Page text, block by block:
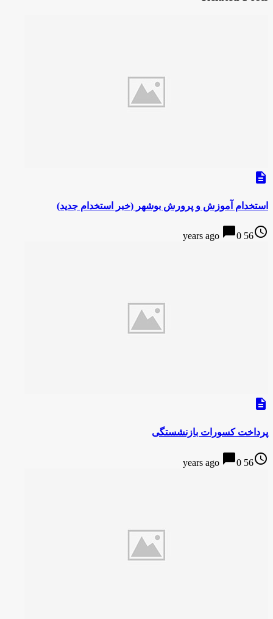
description
استخدام آموزش و پرورش بوشهر (خبر استخدام جدید)
access_time
56 years ago
chat_bubble0
description
پرداخت کسورات بازنشستگی
access_time
56 years ago
chat_bubble0